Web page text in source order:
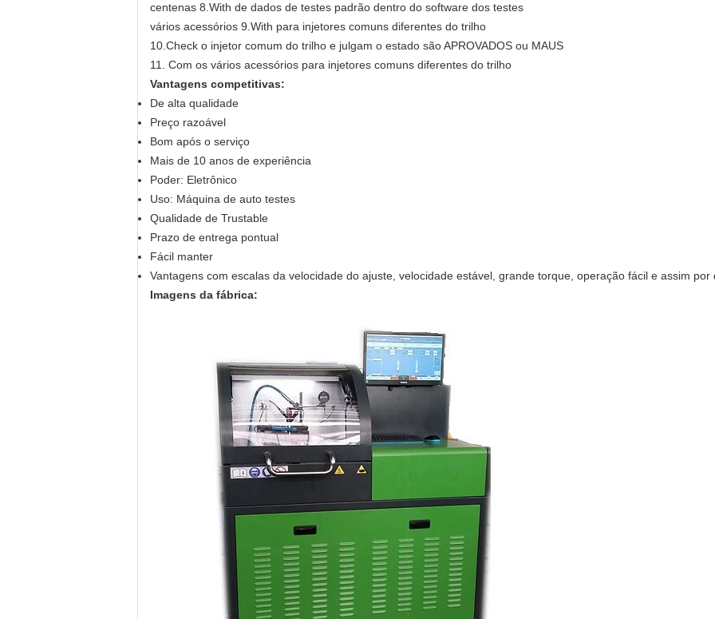
centenas 8.With de dados de testes padrão dentro do software dos testes
vários acessórios 9.With para injetores comuns diferentes do trilho
10.Check o injetor comum do trilho e julgam o estado são APROVADOS ou MAUS
11. Com os vários acessórios para injetores comuns diferentes do trilho
Vantagens competitivas:
De alta qualidade
Preço razoável
Bom após o serviço
Mais de 10 anos de experiência
Poder: Eletrônico
Uso: Máquina de auto testes
Qualidade de Trustable
Prazo de entrega pontual
Fácil manter
Vantagens com escalas da velocidade do ajuste, velocidade estável, grande torque, operação fácil e assim por
Imagens da fábrica: